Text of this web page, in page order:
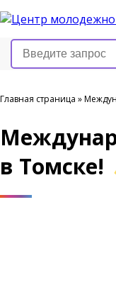
Главная страница »
в Томске!